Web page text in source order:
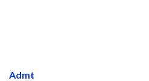
Admt